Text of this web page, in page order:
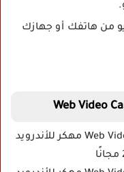
من هاتفك أو جهازك